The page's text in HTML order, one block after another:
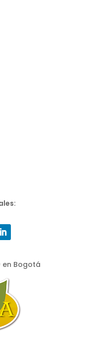
en Bogotá